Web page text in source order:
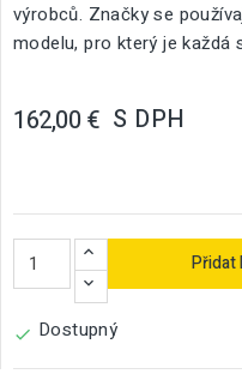
výrobců. Značky se
modelu, pro který je každá
162,00 € S DPH
Přidat
 Dostupný